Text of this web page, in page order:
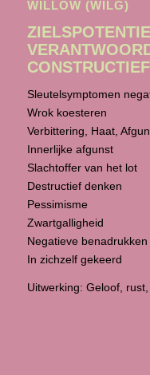
WILLOW (WILG)
Sleutelsymptomen
Wrok koesteren
Verbittering, Haat,
Innerlijke afgunst
Slachtoffer van het lot
Destructief denken
Pessimisme
Zwartgalligheid
Negatieve benadrukken
In zichzelf gekeerd
Uitwerking: Geloof,